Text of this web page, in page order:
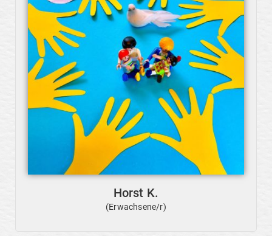
Horst K.
(Erwachsene/r)